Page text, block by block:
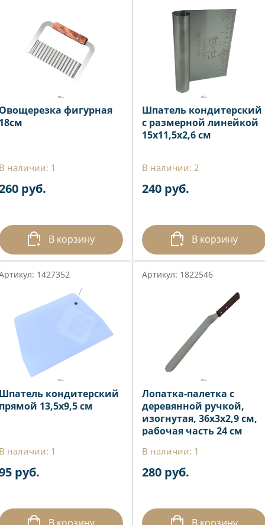
фигурная
наличии: 1
руб.
В корзину
Шпатель кондитерский
с размерной линейкой
15x11,5x2,6 см
В наличии: 2
240 руб.
В корзину
1427352
кондитерский
13,5х9,5 см
наличии: 1
руб.
Артикул: 1822546
Лопатка-палетка с
деревянной ручкой,
изогнутая, 36x3x2,9 см,
рабочая часть 24 см
В наличии: 1
280 руб.